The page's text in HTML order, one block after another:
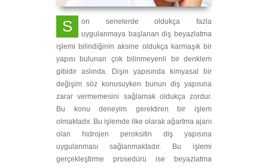
Son senelerde oldukça fazla
uygulanmaya başlanan diş beyazlatma
işlemi bilindiğinin aksine oldukça karmaşık bir
yapısı bulunan çok bilinmeyenli bir denklem
gibidir aslında. Dişin yapısında kimyasal bir
değişim söz konusuyken bunun diş yapısına
zarar vermemesini sağlamak oldukça zordur.
Bu konu deneyim gerektiren bir işlem
olmaktadır. Bu işlemde ilke olarak ağartma ajanı
olan hidrojen peroksitin diş yapısına
uygulanması sağlanmaktadır. Bu işlemi
gerçekleştirme prosedürü ise beyazlatma